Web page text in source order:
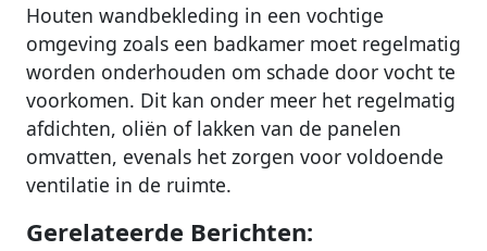
Houten wandbekleding in een vochtige
omgeving zoals een badkamer moet regelmatig
worden onderhouden om schade door vocht te
voorkomen. Dit kan onder meer het regelmatig
afdichten, oliën of lakken van de panelen
omvatten, evenals het zorgen voor voldoende
ventilatie in de ruimte.
Gerelateerde Berichten: